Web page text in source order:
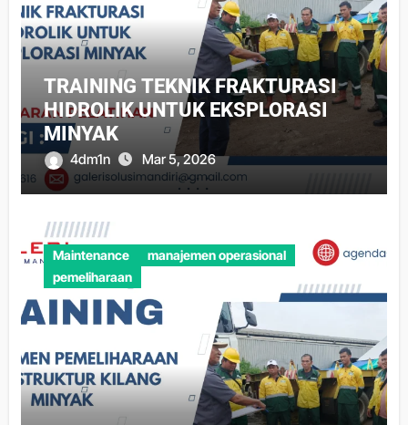
TRAINING TEKNIK FRAKTURASI
HIDROLIK UNTUK EKSPLORASI
MINYAK
4dm1n Mar 5, 2026
Maintenance
manajemen operasional
pemeliharaan